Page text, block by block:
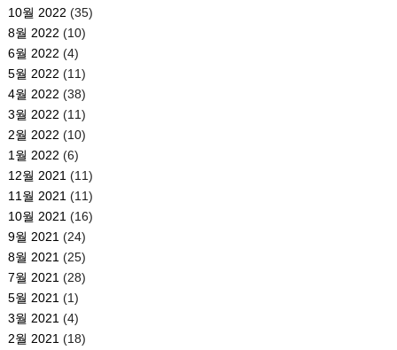
10월 2022 (35)
8월 2022 (10)
6월 2022 (4)
5월 2022 (11)
4월 2022 (38)
3월 2022 (11)
2월 2022 (10)
1월 2022 (6)
12월 2021 (11)
11월 2021 (11)
10월 2021 (16)
9월 2021 (24)
8월 2021 (25)
7월 2021 (28)
5월 2021 (1)
3월 2021 (4)
2월 2021 (18)